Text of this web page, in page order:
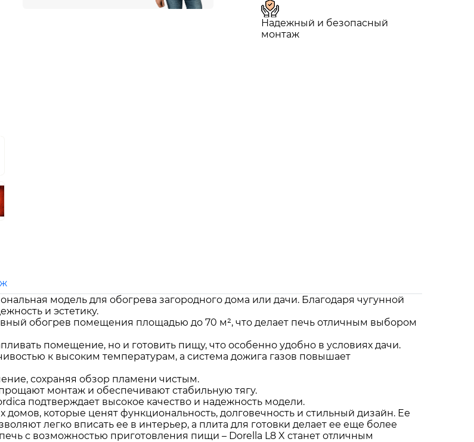
Надежный и безопасный
монтаж
модель для обогрева загородного дома или дачи. Благодаря чугунной
и эстетику.
обогрев помещения площадью до 70 м², что делает печь отличным выбором
помещение, но и готовить пищу, что особенно удобно в условиях дачи.
к высоким температурам, а система дожига газов повышает
сохраняя обзор пламени чистым.
монтаж и обеспечивают стабильную тягу.
подтверждает высокое качество и надежность модели.
которые ценят функциональность, долговечность и стильный дизайн. Ее
легко вписать ее в интерьер, а плита для готовки делает ее еще более
с возможностью приготовления пищи – Dorella L8 X станет отличным